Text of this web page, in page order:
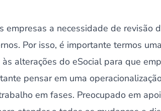
empresas a necessidade de revisão
Por isso, é importante termos uma
alterações do eSocial para que
pensar em uma
em fases. Preocupado em